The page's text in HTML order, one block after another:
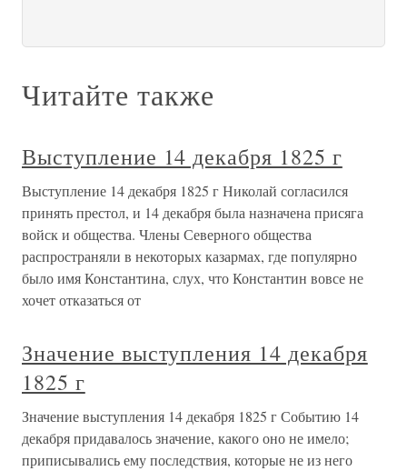
Читайте также
Выступление 14 декабря 1825 г
Выступление 14 декабря 1825 г Николай согласился
принять престол, и 14 декабря была назначена присяга
войск и общества. Члены Северного общества
распространяли в некоторых казармах, где популярно
было имя Константина, слух, что Константин вовсе не
хочет отказаться от
Значение выступления 14 декабря
1825 г
Значение выступления 14 декабря 1825 г Событию 14
декабря придавалось значение, какого оно не имело;
приписывались ему последствия, которые не из него